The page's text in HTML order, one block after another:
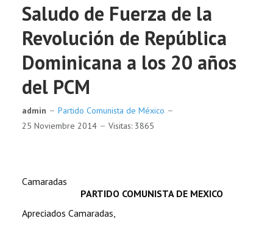
Saludo de Fuerza de la
Revolución de República
Dominicana a los 20 años
del PCM
admin
Partido Comunista de México
25 Noviembre 2014
Visitas: 3865
PARTIDO COMUNISTA DE MEXICO
Apreciados Camaradas,